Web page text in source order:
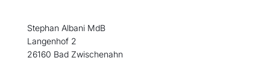
Stephan Albani MdB
Langenhof 2
26160 Bad Zwischenahn